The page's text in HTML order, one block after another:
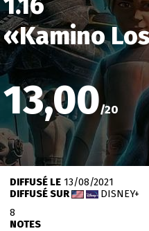
«Kamino
13,00/20
DIFFUSÉ LE13/08/2021
DIFFUSÉ SUR
DISNEY+
8
NOTES